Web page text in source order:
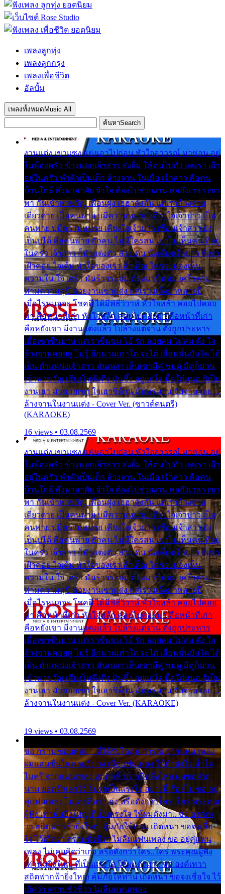
เพลงลูกทุ่ง
เพลงลูกกรุง
เพลงเพื่อชีวิต
อัลบั้ม
เพลงทั้งหมด Music All
ค้นหาSearch
งานแต่ง เขาแซง แย่งเอาไปก่อน หัวใจอาวรณ์ มาซ่อน อยู่
ในห้องครัว ข้างนอกเจ้าสาว ส่งยิ้ม ให้คนไปทั่ว แต่เรา เฝ้า
อยู่ในครัว ทำตัวเป็นเด็ก ล้างจาน ในเมื่อ เจ้าสาว คือคน
บ้านใกล้ พึ่งพาอาศัย จำใจ ต้องไปช่วยงาน พอถึงเวลา เขา
พา กันเข้าพาขวัญ เพื่อนฝูง เฮฮาดังลั่น แต่เราล้างจาน
เดียวดาย เป็นคนพ่าย บ่มีความหมาย เคียงใจเจ้าบ่าว เป็น
คนพ่าย บ่มีความหมาย เคียงใจเจ้าบ่าว เพื่อนเจ้าสาว ยัง
เป็นบ่ได้ คือคนพ่าย ฮักคน ไม่มีใครสน เขาไม่เห็นคน ที่อยู่
ในครัว เจ้าสาว ก็มัวแต่งตัว สวยเด่น นั่งเคียงเจ้าบ่าว ที่เขา
เฝ้าคอย ใจเต้น หัวใจของเรา ลำเค็ญ ใครจะมองเห็น
ความใน ใจ เศร้า มันร้าวระบม ต้องมาขื่นขม เศร้าตรม
ท่ามความสุขี ช่วยงานเขาแต่ง แต่เรา แล้งมาหลายปี
เมื่อไรหนอจะ โชคดี ได้มีพิธีวิวาห์ หัวใจหล้า คอยไปคอย
มา คือหน้าที่เก่า หัวใจหล้า คอยไปคอยมา คือหน้าที่เก่า
คือหยังเขา มีงานแต่งแล้ว ไปล้างแต่จาน ดั่งถูกประหาร
เมื่อเขาชื่นบาน แต่เราขื่นขม โอ้ รัก ลอยลม ไม่สม ดัง ใจ
ล้างจานคอยคู่ ไม่รู้ อีกนานเท่าใด จะได้ เลื่อนขั้นบันได ได้
เป็น ตำแหน่งเจ้าสาว มันเหงา เห็นเขามีคู่ ซมดู มีคู่ก็ม่วน
เข้าพาขวัญ เสียงโห่ตึงตึง มันซึ้ง อยู่แก่ใจ มื้อใด๋หนอ สิเป็น
งานเฮา มัวซอยเขา ใจเฮาซิด้าน มันทรมาน จับจาน เอย…
ล้างจานในงานแต่ง - Cover Ver. (ซาวด์ดนตรี)
(KARAOKE)
16 views • 03.08.2569
งานแต่ง เขาแซง แย่งเอาไปก่อน หัวใจอาวรณ์ มาซ่อน อยู่
ในห้องครัว ข้างนอกเจ้าสาว ส่งยิ้ม ให้คนไปทั่ว แต่เรา เฝ้า
อยู่ในครัว ทำตัวเป็นเด็ก ล้างจาน ในเมื่อ เจ้าสาว คือคน
บ้านใกล้ พึ่งพาอาศัย จำใจ ต้องไปช่วยงาน พอถึงเวลา เขา
พา กันเข้าพาขวัญ เพื่อนฝูง เฮฮาดังลั่น แต่เราล้างจาน
เดียวดาย เป็นคนพ่าย บ่มีความหมาย เคียงใจเจ้าบ่าว เป็น
คนพ่าย บ่มีความหมาย เคียงใจเจ้าบ่าว เพื่อนเจ้าสาว ยัง
เป็นบ่ได้ คือคนพ่าย ฮักคน ไม่มีใครสน เขาไม่เห็นคน ที่อยู่
ในครัว เจ้าสาว ก็มัวแต่งตัว สวยเด่น นั่งเคียงเจ้าบ่าว ที่เขา
เฝ้าคอย ใจเต้น หัวใจของเรา ลำเค็ญ ใครจะมองเห็น
ความใน ใจ เศร้า มันร้าวระบม ต้องมาขื่นขม เศร้าตรม
ท่ามความสุขี ช่วยงานเขาแต่ง แต่เรา แล้งมาหลายปี
เมื่อไรหนอจะ โชคดี ได้มีพิธีวิวาห์ หัวใจหล้า คอยไปคอย
มา คือหน้าที่เก่า หัวใจหล้า คอยไปคอยมา คือหน้าที่เก่า
คือหยังเขา มีงานแต่งแล้ว ไปล้างแต่จาน ดั่งถูกประหาร
เมื่อเขาชื่นบาน แต่เราขื่นขม โอ้ รัก ลอยลม ไม่สม ดัง ใจ
ล้างจานคอยคู่ ไม่รู้ อีกนานเท่าใด จะได้ เลื่อนขั้นบันได ได้
เป็น ตำแหน่งเจ้าสาว มันเหงา เห็นเขามีคู่ ซมดู มีคู่ก็ม่วน
เข้าพาขวัญ เสียงโห่ตึงตึง มันซึ้ง อยู่แก่ใจ มื้อใด๋หนอ สิเป็น
งานเฮา มัวซอยเขา ใจเฮาซิด้าน มันทรมาน จับจาน เอย…
ล้างจานในงานแต่ง - Cover Ver. (KARAOKE)
19 views • 03.08.2569
ขอ กราบ ขอบคุณ.... ที่ได้รับไออุ่น การุณ จากแฟน เพลง
ผมแสนชื่นใจ หายวังเวง เมื่อแฟนเพลง ให้กำลังใจ น้ำใจ
ไมตรี จากแฟนเพลง ทุกทุกที่ ปราณีหลั่งไหล ผมขอฝาก
นาม ยอดรักเอาไว้ โปรดเป็นแรงใจ อย่างนี้เรื่อยไป ขอ อยู่
คู่แฟนเพลง ไม่เคยคิดว่าเก่ง หรือดังกว่าใคร..ใคร พระคุณ
ผู้ฟัง เท่านั้นยิ่งใหญ่ ที่เป็นแรงใจ ให้ผมดังมา.. ขอ องค์เท
วา สถิตฟากฟ้ายิ่งใหญ่ คุ้มภัยให้ท่าน เถิดหนา ขอจงเชื่อ
ใจ ไว้เถิดว่า ตราบชั่วชีวา ไม่ลืมแฟนเพลง ขอ อยู่คู่แฟน
เพลง ไม่เคยคิดว่าเก่ง หรือดังกว่าใคร..ใคร พระคุณผู้ฟัง
เท่านั้นยิ่งใหญ่ ที่เป็นแรงใจ ให้ผมดังมา.. ขอ องค์เทวา
สถิตฟากฟ้ายิ่งใหญ่ คุ้มภัยให้ท่าน เถิดหนา ขอจงเชื่อใจ ไว้
เถิดว่า ตราบชั่วชีวา ไม่ลืมแฟนเพลง